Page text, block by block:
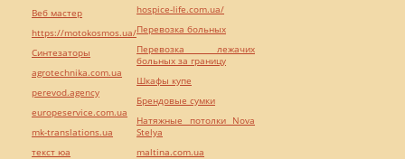
Веб мастер
https://motokosmos.ua/
Синтезаторы
agrotechnika.com.ua
perevod.agency
europeservice.com.ua
mk-translations.ua
текст юа
hospice-life.com.ua/
Перевозка больных
Перевозка лежачих
больных за границу
Шкафы купе
Брендовые сумки
Натяжные потолки Nova
Stelya
maltina.com.ua